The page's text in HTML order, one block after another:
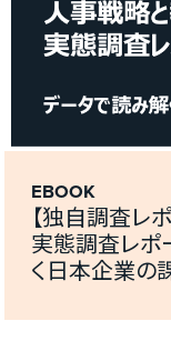
EBOOK
【独自調査レ
実態調査レポ
く日本企業の